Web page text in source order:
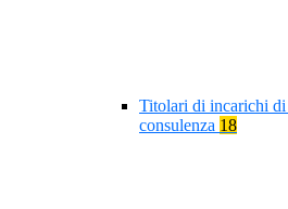
Titolari di incarichi
consulenza 18